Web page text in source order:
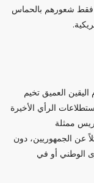
أبدى الثلث فقط شعورهم بالحماس
العميق تخيم
الرأي الأخيرة
ممثلة
عن الجمهوريين، دون
الوطني أو في